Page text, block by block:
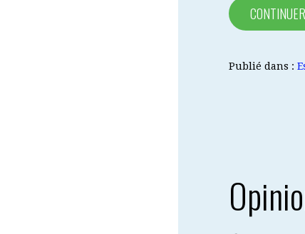
Publié dans :